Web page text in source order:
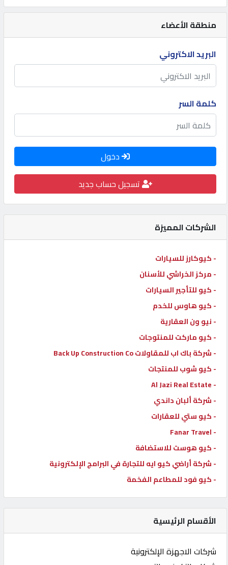
كيو
مزاد
كيو
نمبر
كيو
كارز
كيو
الدليل
القطري
POWERED
QHOST
منطقة الأعضاء
البريد الاكتروني
كلمة السر
دخول
تسجيل حساب جديد
الشركات المميزة
- كيوكارز للسيارات
- مركز الخراشي للأسنان
- كيو للتأجير السيارات
- كيو هاوس للخدم
- نيو ون العقارية
- كيو ماركت للمنتوجات
- شركة باك اب للمقاولات Back Up Construction Co
- كيو شوب للمنتجات
- Al Jazi Real Estate
- شركة ألبان داندي
- كيو ستي للعقارات
- Fanar Travel
- كيو هوست للاستضافة
- شركة أراضي كيو ايه للتجارة في البرامج الإلكترونية
- كيو فود للمطاعم الفخمة
الأقسام الرئيسية
شركات الاجهزة الإلكترونية